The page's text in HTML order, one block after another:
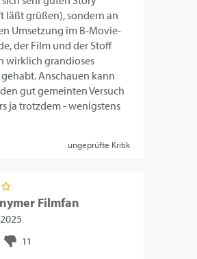
läßt grüßen), sondern an
Umsetzung im B-Movie-
der Film und der Stoff
wirklich grandioses
Anschauen kann
gut gemeinten Versuch
ja trotzdem - wenigstens
ungeprüfte Kritik
Filmfan